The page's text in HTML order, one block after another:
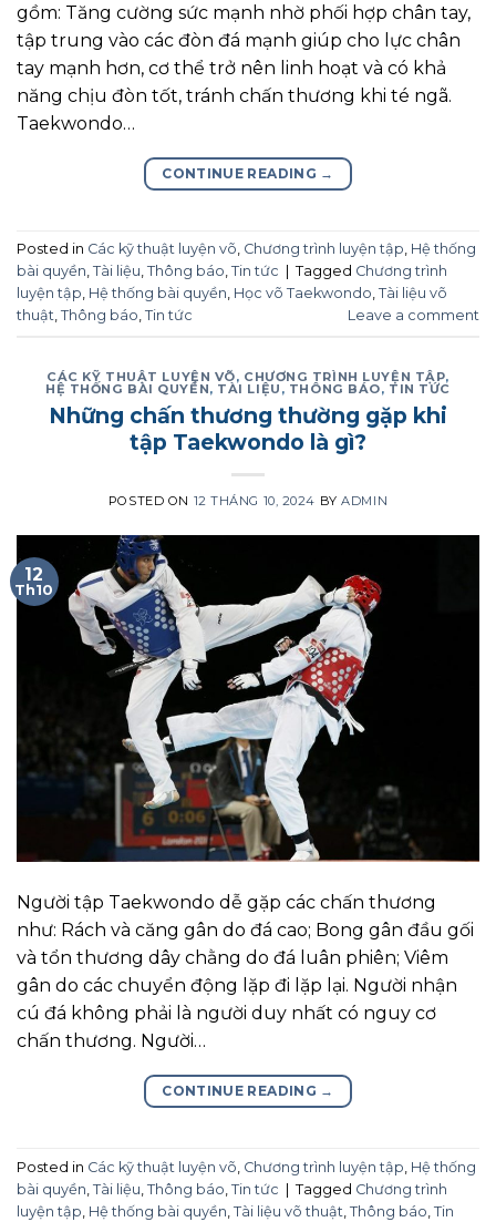
gồm: Tăng cường sức mạnh nhờ phối hợp chân tay,
tập trung vào các đòn đá mạnh giúp cho lực chân
tay mạnh hơn, cơ thể trở nên linh hoạt và có khả
năng chịu đòn tốt, tránh chấn thương khi té ngã.
Taekwondo…
CONTINUE READING →
Posted in Các kỹ thuật luyện võ, Chương trình luyện tập, Hệ thống
bài quyền, Tài liệu, Thông báo, Tin tức Tagged Chương trình
luyện tập, Hệ thống bài quyền, Học võ Taekwondo, Tài liệu võ
thuật, Thông báo, Tin tức Leave a comment
CÁC KỸ THUẬT LUYỆN VÕ, CHƯƠNG TRÌNH LUYỆN TẬP,
HỆ THỐNG BÀI QUYỀN, TÀI LIỆU , THÔNG BÁO, TIN TỨC
Những chấn thương thường gặp khi
tập Taekwondo là gì?
POSTED ON 12 THÁNG 10, 2024 BYADMIN
12
Th10
Người tập Taekwondo dễ gặp các chấn thương
như: Rách và căng gân do đá cao; Bong gân đầu gối
và tổn thương dây chằng do đá luân phiên; Viêm
gân do các chuyển động lặp đi lặp lại. Người nhận
cú đá không phải là người duy nhất có nguy cơ
chấn thương. Người…
CONTINUE READING →
Posted in Các kỹ thuật luyện võ Chương trình luyện tập Hệ thống
bài quyền Tài liệu Thông báo Tin tức | Tagged Chương trình
luyện tập Hệ thống bài quyền Tài liệu võ thuật Thông báo Tin